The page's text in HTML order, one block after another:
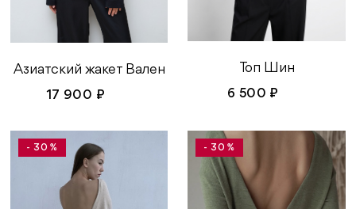
Азиатский жакет Вален
17 900 ₽
Топ Шин
6 500 ₽
- 30 % - 30 %